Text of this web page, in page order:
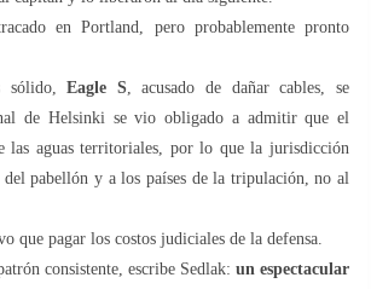
en Portland, pero probablemente pronto
sólido,Eagle S, acusado de dañar cables, se
de Helsinki se vio obligado a admitir que el
las aguas territoriales, por lo que la jurisdicción
del pabellón y a los países de la tripulación, no al
que pagar los costos judiciales de la defensa.
consistente, escribe Sedlak: un espectacular